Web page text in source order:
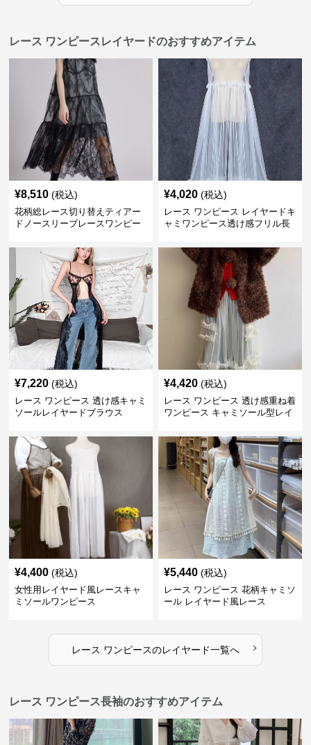
レース ワンピースレイヤードのおすすめアイテム
¥8,510 (税込)
花柄総レース切り替えティアー
ドノースリーブレースワンピー
¥4,020 (税込)
レース ワンピース レイヤードキ
ャミワンピース透け感フリル長
¥7,220 (税込)
レース ワンピース 透け感キャミ
ソールレイヤードブラウス
¥4,420 (税込)
レース ワンピース 透け感重ね着
ワンピース キャミソール型レイ
¥4,400 (税込)
女性用レイヤード風レースキャ
ミソールワンピース
¥5,440 (税込)
レース ワンピース 花柄キャミソ
ール レイヤード風レース
レース ワンピースのレイヤード一覧へ ›
レース ワンピース長袖のおすすめアイテム